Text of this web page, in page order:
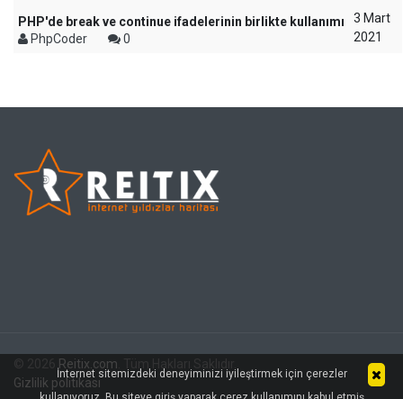
PHP'de break ve continue ifadelerinin birlikte kullanımı
PhpCoder
0
3 Mart
2021
Reitix.com
Gizlilik politikası
İnternet sitemizdeki deneyiminizi iyileştirmek için çerezler